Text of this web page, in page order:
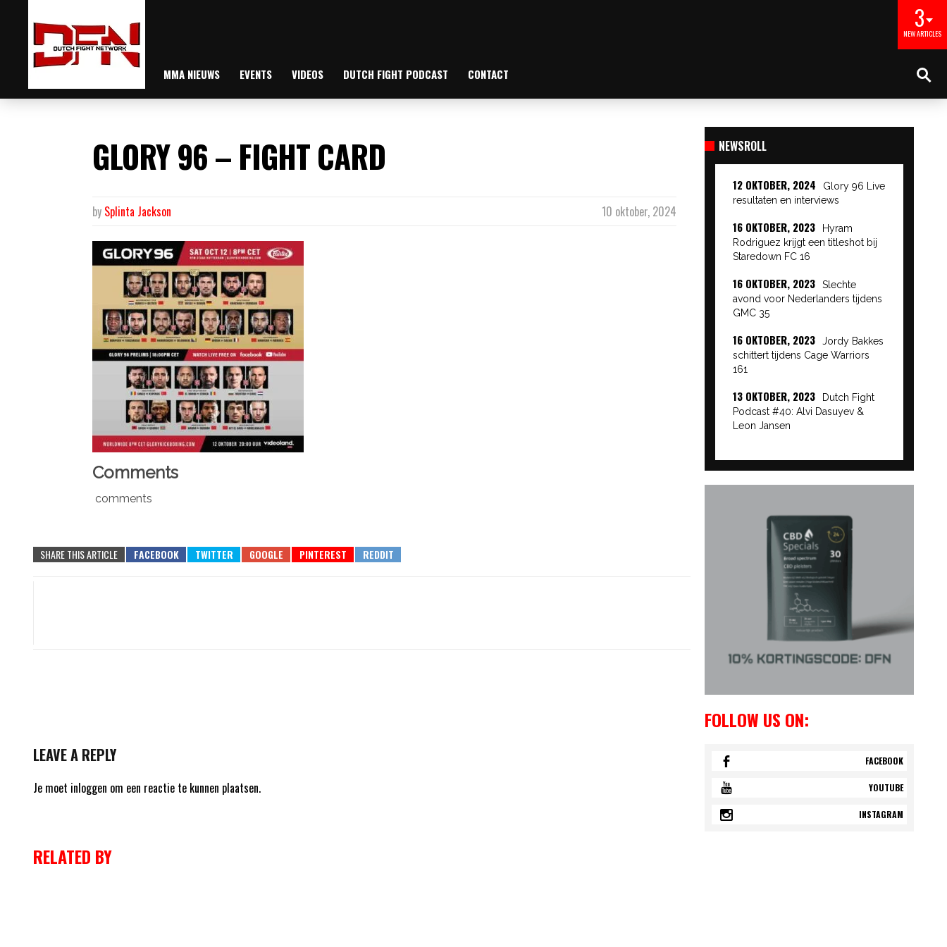
3
NEW ARTICLES
MMA NIEUWS EVENTS VIDEOS DUTCH FIGHT PODCAST CONTACT
GLORY 96 – FIGHT CARD
10 oktober, 2024
by Splinta Jackson
Comments
comments
SHARE THIS ARTICLE
LEAVE A REPLY
Je moet inloggen om een reactie te kunnen plaatsen.
NEWSROLL
12 OKTOBER, 2024
Glory 96 Live
resultaten en interviews
16 OKTOBER, 2023
Hyram
Rodriguez krijgt een titleshot bij
Staredown FC 16
16 OKTOBER, 2023
Slechte
avond voor Nederlanders tijdens
GMC 35
16 OKTOBER, 2023
Jordy Bakkes
schittert tijdens Cage Warriors
161
13 OKTOBER, 2023
Dutch Fight
Podcast #40: Alvi Dasuyev &
Leon Jansen
FOLLOW US ON:
FACEBOOK
YOUTUBE
INSTAGRAM
RELATED BY